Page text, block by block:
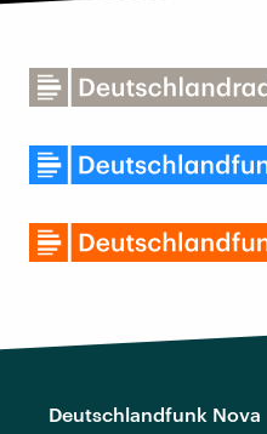
Deutschlandfunk Nova